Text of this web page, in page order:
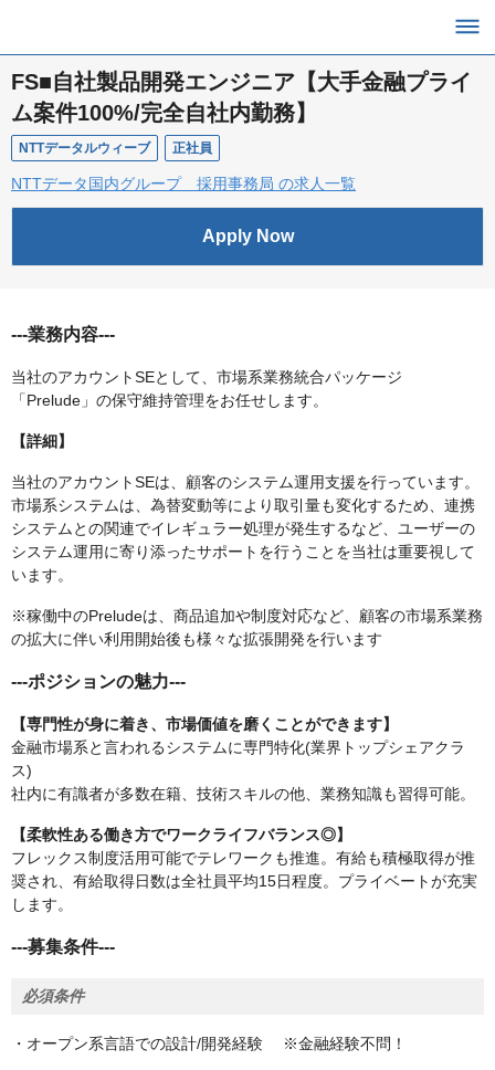
FS■自社製品開発エンジニア【大手金融プライ
ム案件100%/完全自社内勤務】
NTTデータルウィーブ 正社員
NTTデータ国内グループ 採用事務局 の求人一覧
Apply Now
---業務内容---
当社のアカウントSEとして、市場系業務統合パッケージ
「Prelude」の保守維持管理をお任せします。
【詳細】
当社のアカウントSEは、顧客のシステム運用支援を行っています。
市場系システムは、為替変動等により取引量も変化するため、連携
システムとの関連でイレギュラー処理が発生するなど、ユーザーの
システム運用に寄り添ったサポートを行うことを当社は重要視して
います。
※稼働中のPreludeは、商品追加や制度対応など、顧客の市場系業務
の拡大に伴い利用開始後も様々な拡張開発を行います
---ポジションの魅力---
【専門性が身に着き、市場価値を磨くことができます】
金融市場系と言われるシステムに専門特化(業界トップシェアクラ
ス)
社内に有識者が多数在籍、技術スキルの他、業務知識も習得可能。
【柔軟性ある働き方でワークライフバランス◎】
フレックス制度活用可能でテレワークも推進。有給も積極取得が推
奨され、有給取得日数は全社員平均15日程度。プライベートが充実
します。
---募集条件---
必須条件
・オープン系言語での設計/開発経験 ※金融経験不問！